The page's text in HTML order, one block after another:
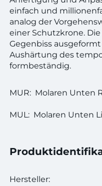
einfach und
analog der
einer Schutzkrone.
Gegenbiss
Aushärtung des
formbeständig.
MUR: Molaren Unten
MUL: Molaren Unten
Hersteller: